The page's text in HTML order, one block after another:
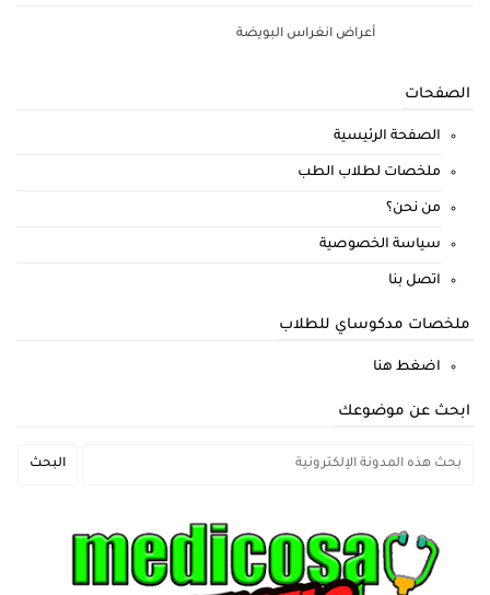
أعراض انغراس البويضة
الصفحات
الصفحة الرئيسية
ملخصات لطلاب الطب
من نحن؟
سياسة الخصوصية
اتصل بنا
ملخصات مدكوساي للطلاب
اضغط هنا
ابحث عن موضوعك